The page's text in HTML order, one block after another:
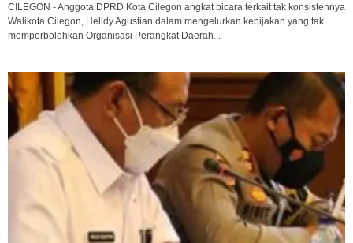
CILEGON - Anggota DPRD Kota Cilegon angkat bicara terkait tak konsistennya
Walikota Cilegon, Helldy Agustian dalam mengelurkan kebijakan yang tak
memperbolehkan Organisasi Perangkat Daerah...